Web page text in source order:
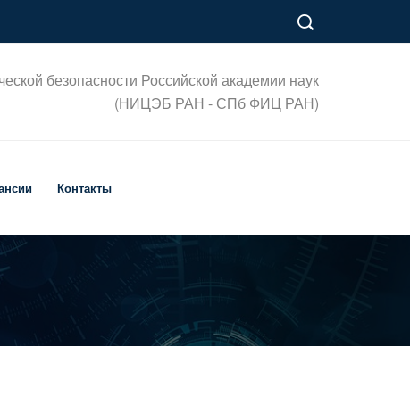
безопасности Российской академии наук
(НИЦЭБ РАН - СПб ФИЦ РАН)
Контакты